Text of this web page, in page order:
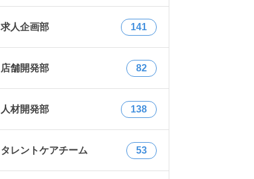
求人企画部 141
店舗開発部 82
人材開発部 138
タレントケアチーム 53